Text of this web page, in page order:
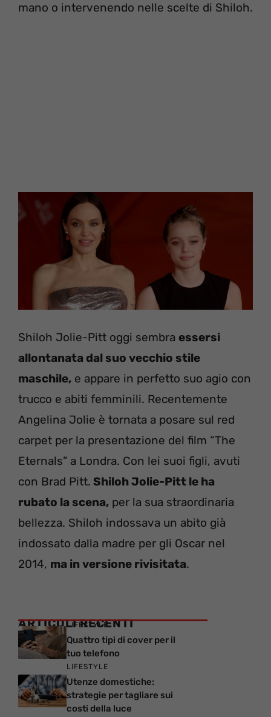
mano o intervenendo nelle scelte di Shiloh.
Shiloh Jolie-Pitt oggi sembra essersi
allontanata dal suo vecchio stile
maschile, e appare in perfetto suo agio con
trucco e abiti femminili. Recentemente
Angelina Jolie è tornata a posare sul red
carpet per la presentazione del film “The
Eternals” a Londra. Con lei suoi figli, avuti
con Brad Pitt. Shiloh Jolie-Pitt le ha
rubato la scena, per la sua straordinaria
bellezza. Shiloh indossava un abito già
indossato dalla madre per gli Oscar nel
2014, ma in versione rivisitata.
ARTICOLI RECENTI
LIFESTYLE
Quattro tipi di cover per il
tuo telefono
LIFESTYLE
Utenze domestiche:
strategie per tagliare sui
costi della luce